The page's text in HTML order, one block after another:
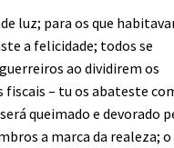
luz; para os que
a felicidade; todos se
ao dividirem os
fiscais – tu os abateste
queimado e devorado
a marca da realeza; o